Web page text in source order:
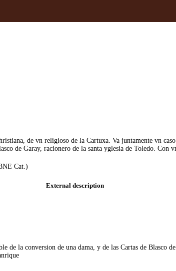
de vn religioso de la Cartuxa. Va juntamente vn
de Garay, racionero de la santa yglesia de Toledo.
Cat.)
External description
de la conversion de una dama, y de las Cartas de